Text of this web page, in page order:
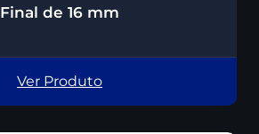
Final de 16 mm
Ver Produto